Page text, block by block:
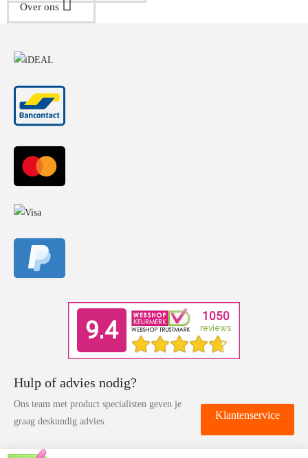
Over ons
Hulp of advies nodig?
Ons team met product specialisten geven je
graag deskundig advies.
Klantenservice